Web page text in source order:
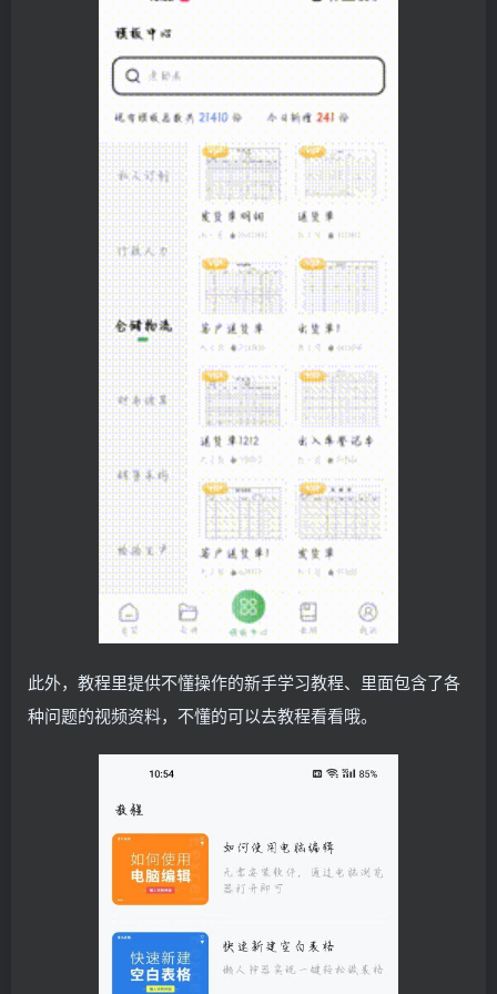
此外，教程里提供不懂操作的新手学习教程、里面包含了各
种问题的视频资料，不懂的可以去教程看看哦。